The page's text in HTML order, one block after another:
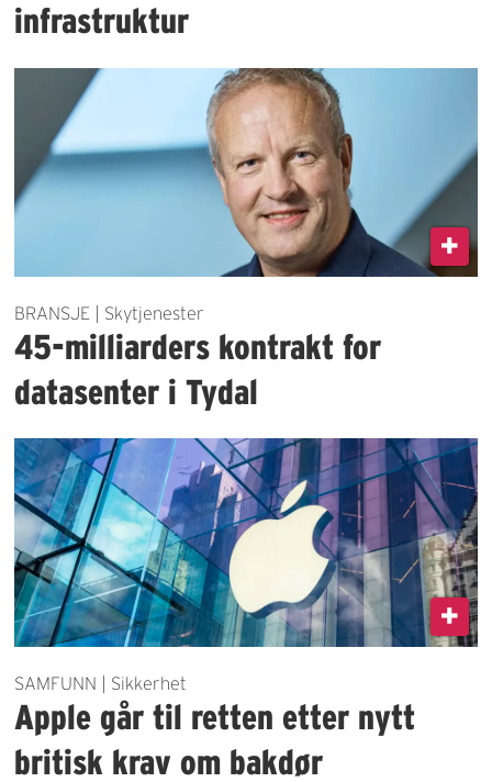
infrastruktur
BRANSJE | Skytjenester
45-milliarders kontrakt for
datasenter i Tydal
SAMFUNN | Sikkerhet
Apple går til retten etter nytt
britisk krav om bakdør